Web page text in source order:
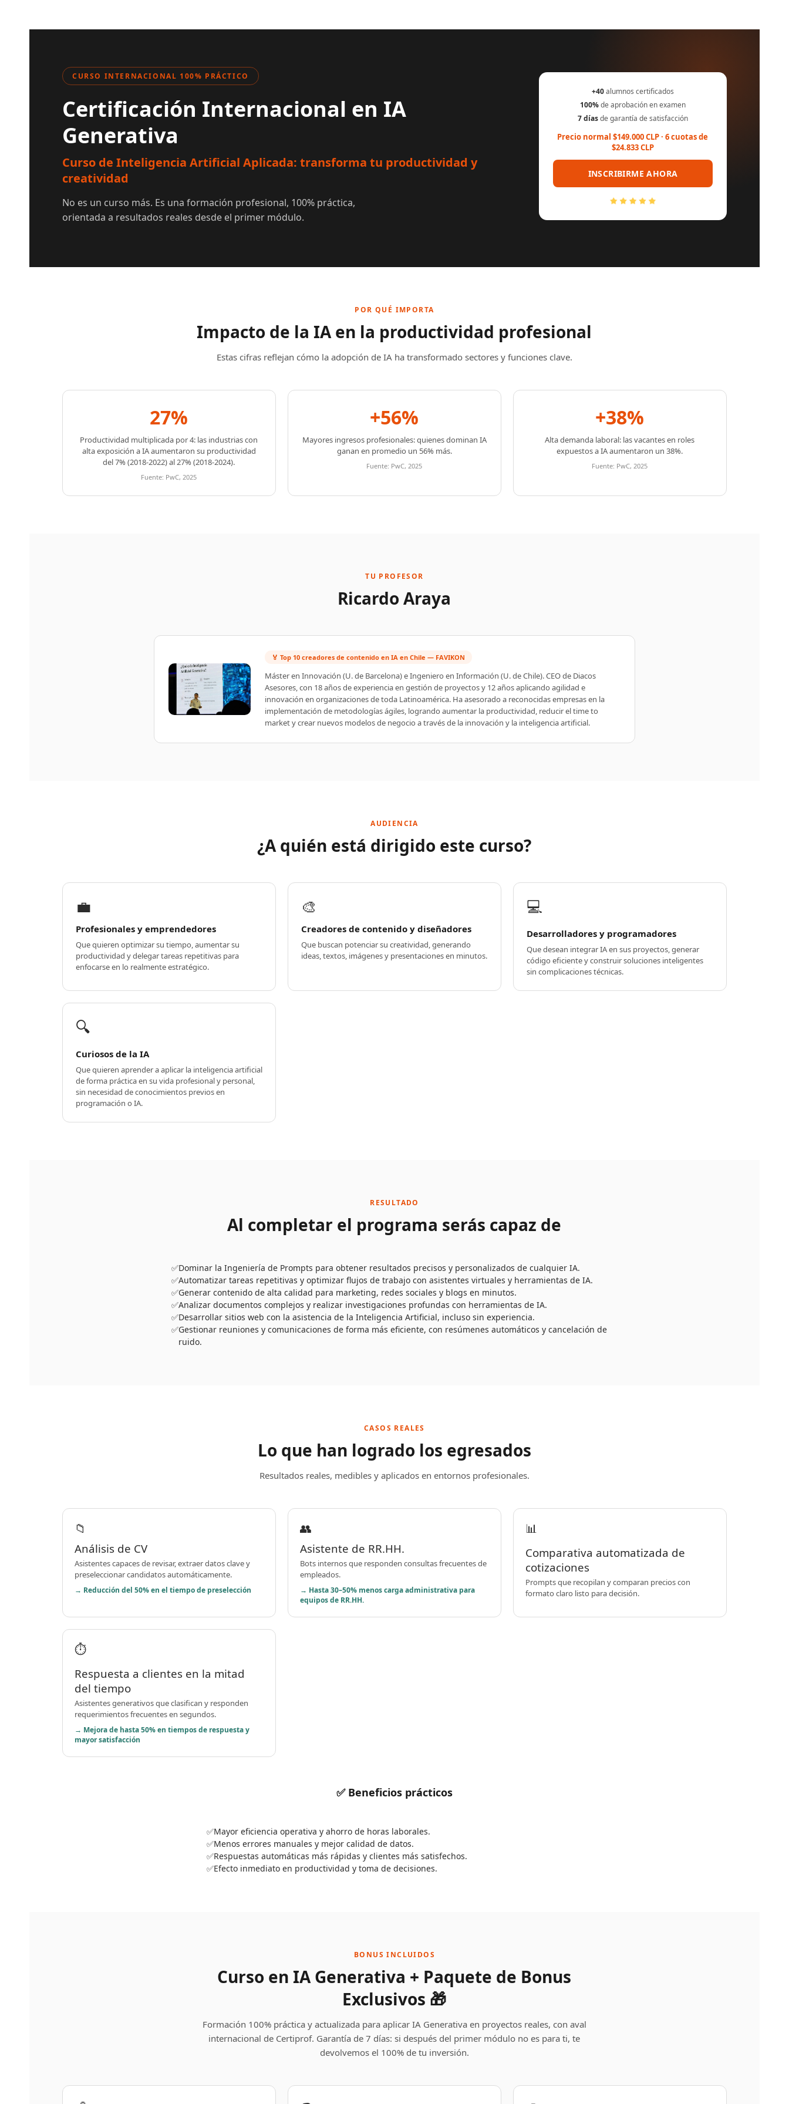
CURSO INTERNACIONAL 100% PRÁCTICO
Certificación Internacional en IA
Generativa
Curso de Inteligencia Artificial Aplicada: transforma tu productividad y
creatividad
No es un curso más. Es una formación profesional, 100% práctica,
orientada a resultados reales desde el primer módulo.
+40alumnos certificados
100%de aprobación en examen
7 díasde garantía de satisfacción
Precio normal $149.000 CLP · 6 cuotas de
$24.833 CLP
INSCRIBIRME AHORA
POR QUÉ IMPORTA
Impacto de la IA en la productividad profesional
Estas cifras reflejan cómo la adopción de IA ha transformado sectores y funciones clave.
27%
Productividad multiplicada por 4: las industrias con
alta exposición a IA aumentaron su productividad
del 7% (2018-2022) al 27% (2018-2024).
Fuente: PwC, 2025
+56%
Mayores ingresos profesionales: quienes dominan IA
ganan en promedio un 56% más.
Fuente: PwC, 2025
+38%
Alta demanda laboral: las vacantes en roles
expuestos a IA aumentaron un 38%.
Fuente: PwC, 2025
TU PROFESOR
Ricardo Araya
🏅 Top 10 creadores de contenido en IA en Chile — FAVIKON
Máster en Innovación (U. de Barcelona) e Ingeniero en Información (U. de Chile). CEO de Diacos
Asesores, con 18 años de experiencia en gestión de proyectos y 12 años aplicando agilidad e
innovación en organizaciones de toda Latinoamérica. Ha asesorado a reconocidas empresas en la
implementación de metodologías ágiles, logrando aumentar la productividad, reducir el time to
market y crear nuevos modelos de negocio a través de la innovación y la inteligencia artificial.
AUDIENCIA
¿A quién está dirigido este curso?
💼
Profesionales y emprendedores
Que quieren optimizar su tiempo, aumentar su
productividad y delegar tareas repetitivas para
enfocarse en lo realmente estratégico.
🎨
Creadores de contenido y diseñadores
Que buscan potenciar su creatividad, generando
ideas, textos, imágenes y presentaciones en minutos.
💻
Desarrolladores y programadores
Que desean integrar IA en sus proyectos, generar
código eficiente y construir soluciones inteligentes
sin complicaciones técnicas.
🔍
Curiosos de la IA
Que quieren aprender a aplicar la inteligencia artificial
de forma práctica en su vida profesional y personal,
sin necesidad de conocimientos previos en
programación o IA.
RESULTADO
Al completar el programa serás capaz de
Dominar la Ingeniería de Prompts para obtener resultados precisos y personalizados de cualquier IA.
Automatizar tareas repetitivas y optimizar flujos de trabajo con asistentes virtuales y herramientas de IA.
Generar contenido de alta calidad para marketing, redes sociales y blogs en minutos.
Analizar documentos complejos y realizar investigaciones profundas con herramientas de IA.
Desarrollar sitios web con la asistencia de la Inteligencia Artificial, incluso sin experiencia.
Gestionar reuniones y comunicaciones de forma más eficiente, con resúmenes automáticos y cancelación de
ruido.
CASOS REALES
Lo que han logrado los egresados
Resultados reales, medibles y aplicados en entornos profesionales.
📁
Análisis de CV
Asistentes capaces de revisar, extraer datos clave y
preseleccionar candidatos automáticamente.
→ Reducción del 50% en el tiempo de preselección
👥
Asistente de RR.HH.
Bots internos que responden consultas frecuentes de
empleados.
→ Hasta 30–50% menos carga administrativa para
equipos de RR.HH.
📊
Comparativa automatizada de
cotizaciones
Prompts que recopilan y comparan precios con
formato claro listo para decisión.
⏱️
Respuesta a clientes en la mitad
del tiempo
Asistentes generativos que clasifican y responden
requerimientos frecuentes en segundos.
→ Mejora de hasta 50% en tiempos de respuesta y
mayor satisfacción
✅ Beneficios prácticos
Mayor eficiencia operativa y ahorro de horas laborales.
Menos errores manuales y mejor calidad de datos.
Respuestas automáticas más rápidas y clientes más satisfechos.
Efecto inmediato en productividad y toma de decisiones.
BONUS INCLUIDOS
Curso en IA Generativa + Paquete de Bonus
Exclusivos 🎁
Formación 100% práctica y actualizada para aplicar IA Generativa en proyectos reales, con aval
internacional de Certiprof. Garantía de 7 días: si después del primer módulo no es para ti, te
devolvemos el 100% de tu inversión.